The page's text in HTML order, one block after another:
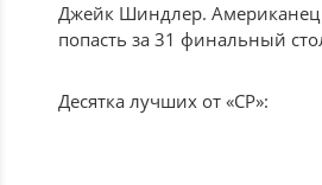
Джейк Шиндлер. Американец
попасть за 31 финальный
Десятка лучших от «CP»: